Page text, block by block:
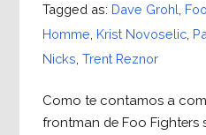
Tagged as: Dave Grohl
Homme Krist Novoselic,
Nicks Trent Reznor
Como te contamos a
frontman de Foo Fighters